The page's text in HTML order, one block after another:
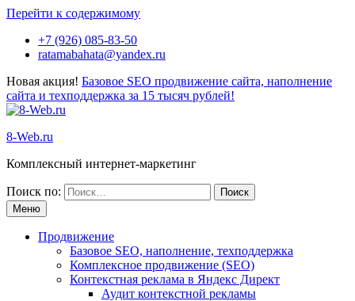
Перейти к содержимому
+7 (926) 085-83-50
ratamabahata@yandex.ru
Новая акция! Базовое SEO продвижение сайта, наполнение
сайта и техподдержка за 15 тысяч рублей!
8-Web.ru
Комплексный интернет-маркетинг
Поиск по:
Меню
Продвижение
Базовое SEO, наполнение, техподдержка
Комплексное продвижение (SEO)
Контекстная реклама в Яндекс Директ
Аудит контекстной рекламы